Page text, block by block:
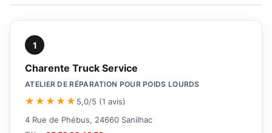
1
Charente Truck Service
ATELIER DE RÉPARATION POUR POIDS LOURDS
★★★★★ 5,0/5 (1 avis)
4 Rue de Phébus, 24660 Sanilhac